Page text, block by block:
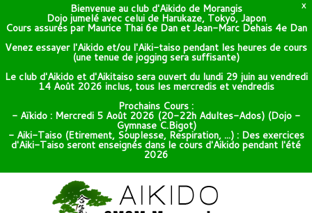
X
Bienvenue au club d'Aikido de Morangis
Dojo jumelé avec celui de Harukaze, Tokyo, Japon
Cours assurés par Maurice Thai 6e Dan et Jean-Marc Dehais 4e Dan
Venez essayer l'Aikido et/ou l'Aiki-taiso pendant les heures de cours
(une tenue de jogging sera suffisante)
Le club d'Aikido et d'Aikitaiso sera ouvert du lundi 29 juin au vendredi
14 Août 2026 inclus, tous les mercredis et vendredis
Prochains Cours :
- Aïkido : Mercredi 5 Août 2026 (20-22h Adultes-Ados) (Dojo -
Gymnase C.Bigot)
- Aiki-Taiso (Etirement, Souplesse, Respiration, ...) : Des exercices
d'Aiki-Taiso seront enseignés dans le cours d'Aikido pendant l'été
2026